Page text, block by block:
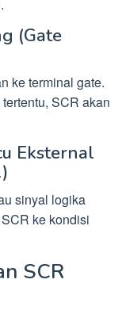
(Gate
ke terminal gate.
SCR akan
Eksternal
sinyal logika
ke kondisi
SCR